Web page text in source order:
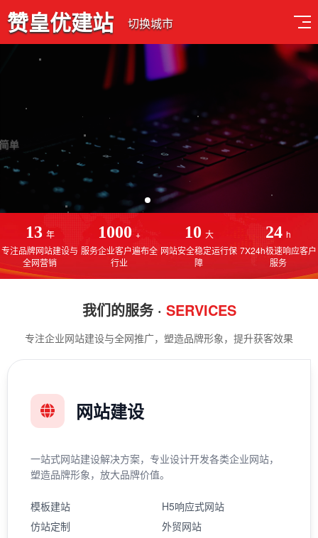
赞皇优建站 切换城市
深耕网站建设行业13年
专注于赞皇网站建设，赞皇网站制作，赞皇SEO优化排名
13 年
专注品牌网站建设与
全网营销
1000 +
服务企业客户遍布全
行业
10 大
网站安全稳定运行保
障
24 h
7X24h极速响应客户
服务
我们的服务 · SERVICES
专注企业网站建设与全网推广，塑造品牌形象，提升获客效果
网站建设
一站式网站建设解决方案，专业设计开发各类企业网站，
塑造品牌形象，放大品牌价值。
模板建站
H5响应式网站
仿站定制
外贸网站